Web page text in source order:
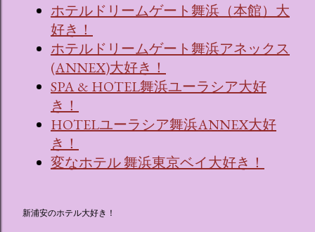
ホテルドリームゲート舞浜（本館）大
好き！
ホテルドリームゲート舞浜アネックス
(ANNEX)大好き！
SPA & HOTEL舞浜ユーラシア大好
き！
HOTELユーラシア舞浜ANNEX大好
き！
変なホテル 舞浜東京ベイ大好き！
新浦安のホテル大好き！